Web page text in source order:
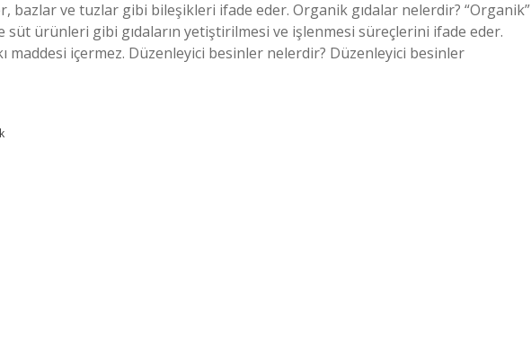
bazlar ve tuzlar gibi bileşikleri ifade eder. Organik gıdalar nelerdir? “Organik”
süt ürünleri gibi gıdaların yetiştirilmesi ve işlenmesi süreçlerini ifade eder.
maddesi içermez. Düzenleyici besinler nelerdir? Düzenleyici besinler